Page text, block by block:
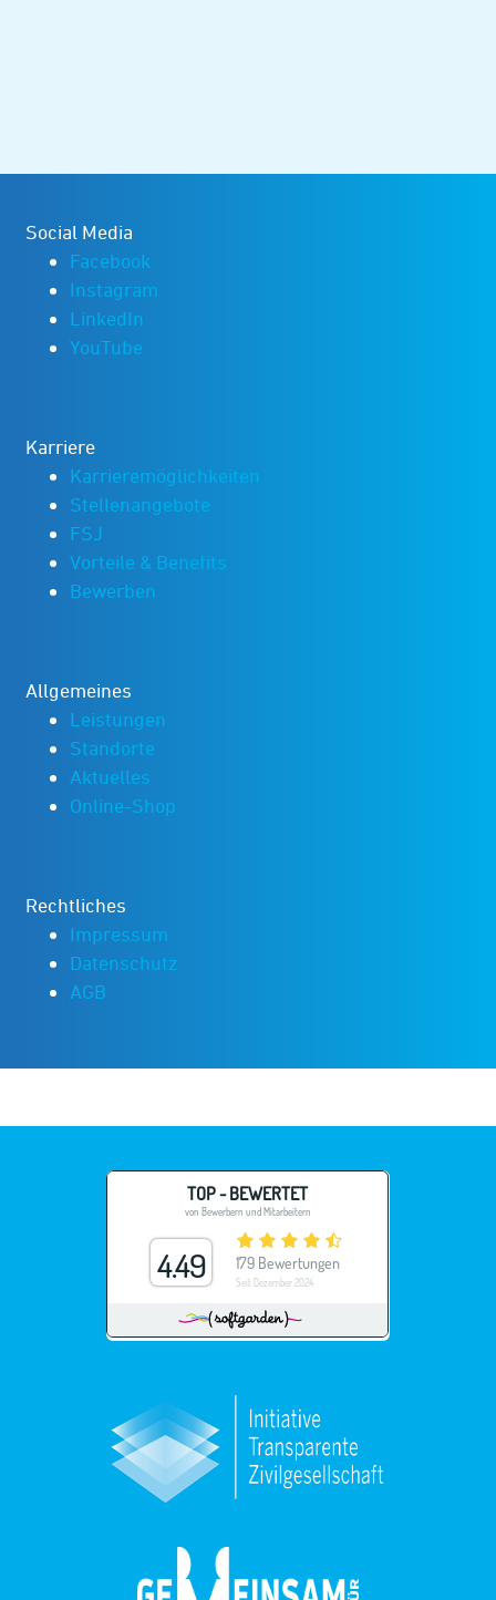
Social Media
Facebook
Instagram
LinkedIn
YouTube
Karriere
Karrieremöglichkeiten
Stellenangebote
FSJ
Vorteile & Benefits
Bewerben
Allgemeines
Leistungen
Standorte
Aktuelles
Online-Shop
Rechtliches
Impressum
Datenschutz
AGB